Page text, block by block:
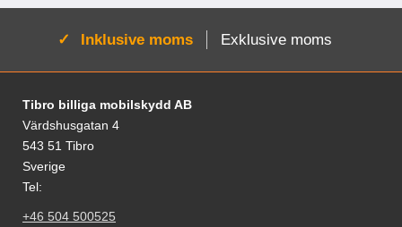
Aktiv:
Inklusive moms Exklusive moms
Fodnoter Blandede oplysninger og links
Tibro billiga mobilskydd AB
Värdshusgatan 4
543 51 Tibro
Sverige
Tel:
+46 504 500525